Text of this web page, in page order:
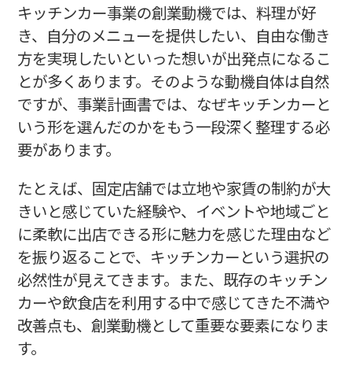
キッチンカー事業の創業動機では、料理が好
き、自分のメニューを提供したい、自由な働き
方を実現したいといった想いが出発点になるこ
とが多くあります。そのような動機自体は自然
ですが、事業計画書では、なぜキッチンカーと
いう形を選んだのかをもう一段深く整理する必
要があります。
たとえば、固定店舗では立地や家賃の制約が大
きいと感じていた経験や、イベントや地域ごと
に柔軟に出店できる形に魅力を感じた理由など
を振り返ることで、キッチンカーという選択の
必然性が見えてきます。また、既存のキッチン
カーや飲食店を利用する中で感じてきた不満や
改善点も、創業動機として重要な要素になりま
す。